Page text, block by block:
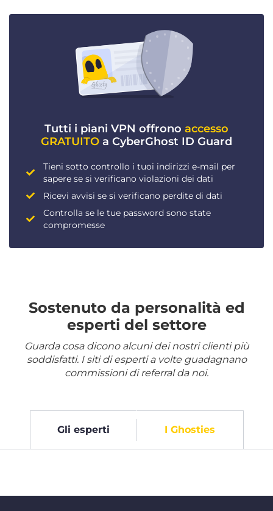
Tutti i piani VPN offrono accesso
GRATUITO a CyberGhost ID Guard
Tieni sotto controllo i tuoi indirizzi e-mail per
sapere se si verificano violazioni dei dati
Ricevi avvisi se si verificano perdite di dati
Controlla se le tue password sono state
compromesse
Sostenuto da personalità ed
esperti del settore
Guarda cosa dicono alcuni dei nostri clienti più
soddisfatti. I siti di esperti a volte guadagnano
commissioni di referral da noi.
Gli esperti I Ghosties